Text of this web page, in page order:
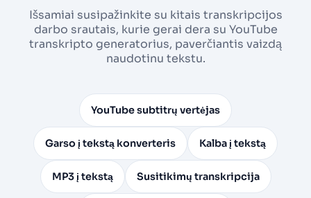
Išsamiai susipažinkite su kitais transkripcijos
darbo srautais, kurie gerai dera su YouTube
transkripto generatorius, paverčiantis vaizdą
naudotinu tekstu.
YouTube subtitrų vertėjas
Garso į tekstą konverteris Kalba į tekstą
MP3 į tekstą Susitikimų transkripcija